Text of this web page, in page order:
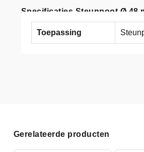
Specificaties Steunpoot Ø 48
Toepassing
Gerelateerde producten